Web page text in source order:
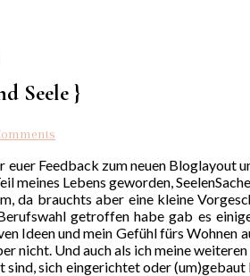
Seele }
euer Feedback zum neuen Bloglayout
meines Lebens geworden,
da brauchts aber eine kleine
getroffen habe gab es
Ideen und mein Gefühl fürs
nicht. Und auch als ich meine
sind, sich eingerichtet oder